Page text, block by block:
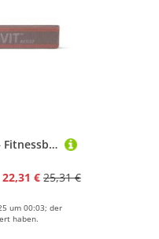
FLEXVIT Resist Band – Fitnessbänder für effektives Ganzkörpertraining, HIT, Koordination, Stabilisierung und Sprungkraft, Anfänger und Profis (Hellgrau)
22,31 € 25,31 €
um 00:03; der
haben.